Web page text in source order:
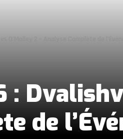
:
de